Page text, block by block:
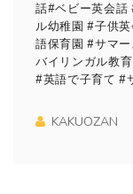
話#ベビー英会話
ル幼稚園 #子供
語保育園 #サマ
バイリンガル教
#英語で子育て #
KAKUOZAN